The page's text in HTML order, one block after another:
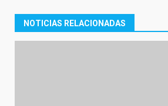
NOTICIAS RELACIONADAS